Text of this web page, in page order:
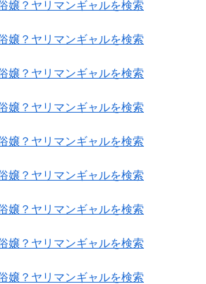
嬢？ヤリマンギャルを検索
嬢？ヤリマンギャルを検索
嬢？ヤリマンギャルを検索
嬢？ヤリマンギャルを検索
嬢？ヤリマンギャルを検索
嬢？ヤリマンギャルを検索
嬢？ヤリマンギャルを検索
嬢？ヤリマンギャルを検索
嬢？ヤリマンギャルを検索